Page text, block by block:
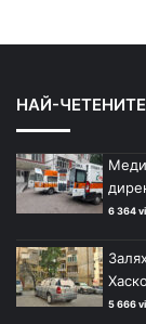
НАЙ-ЧЕТЕНИТЕ
6 364
5 666